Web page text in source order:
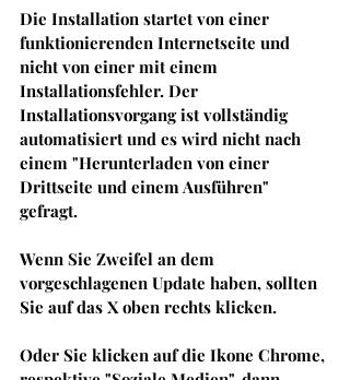
Die Installation startet von einer
funktionierenden Internetseite und
nicht von einer mit einem
Installationsfehler. Der
Installationsvorgang ist vollständig
automatisiert und es wird nicht nach
einem "Herunterladen von einer
Drittseite und einem Ausführen"
gefragt.
Wenn Sie Zweifel an dem
vorgeschlagenen Update haben, sollten
Sie auf das X oben rechts klicken.
Oder Sie klicken auf die Ikone Chrome,